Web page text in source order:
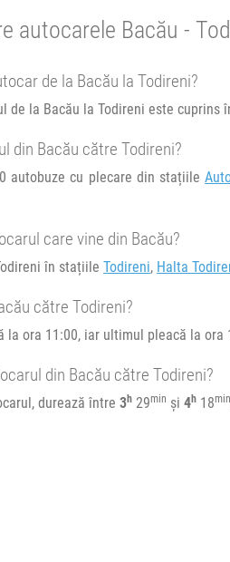
SRL
SRL
Zile de circulație:
(OBOR) - IASI -
Zile de circulație:
autocarele Bacău -
de la Bacău la Todireni?
de la Bacău la Todireni este cuprins
din Bacău către Todireni?
autobuze cu plecare din stațiile
care vine din Bacău?
în stațiile Todireni, Halta
către Todireni?
la ora 11:00, iar ultimul pleacă la ora
din Bacău către Todireni?
durează între 3h 29min și 4h 18min